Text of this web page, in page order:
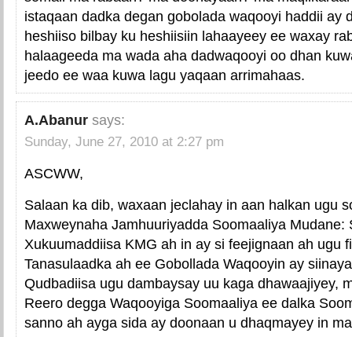
istaqaan dadka degan gobolada waqooyi haddii ay
heshiiso bilbay ku heshiisiin lahaayeey ee waxay
halaageeda ma wada aha dadwaqooyi oo dhan
jeedo ee waa kuwa lagu yaqaan arrimahaas.
A.Abanur says:
Sunday, June 27, 2010 at 2:27 pm
ASCWW,
Salaan ka dib, waxaan jeclahay in aan halkan ugu
Maxweynaha Jamhuuriyadda Soomaaliya Mudane:
Xukuumaddiisa KMG ah in ay si feejignaan ah ugu
Tanasulaadka ah ee Gobollada Waqooyin ay
Qudbadiisa ugu dambaysay uu kaga dhawaajiyey,
Reero degga Waqooyiga Soomaaliya ee dalka
sanno ah ayga sida ay doonaan u dhaqmayey in